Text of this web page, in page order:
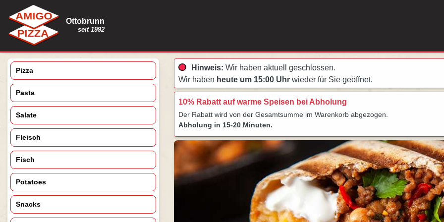
Ottobrunn
seit 1992
Pizza
Pasta
Salate
Fleisch
Fisch
Potatoes
Snacks
Hinweis: Wir haben aktuell geschlossen.
Wir haben heute um 15:00 Uhrwieder für Sie geöffnet.
10% Rabatt auf warme Speisen bei Abholung
Der Rabatt wird von der Gesamtsumme im Warenkorb abgezogen.
Abholung in 15-20 Minuten.